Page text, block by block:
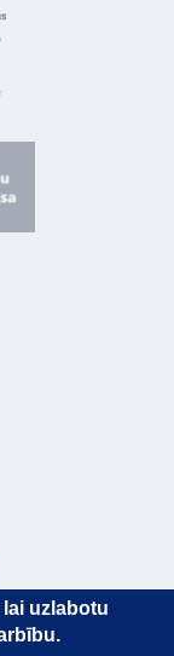
uzlabotu